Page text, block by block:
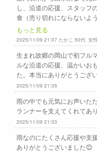
し、沿道の応援、スタッフ
食（売り切れにならないよ
もっと見る
2025/11/09 21:07 たかこ 50代 女性
生まれ故郷の岡山で初フル
ルな沿道の応援、温かいお
た。本当にありがとうござ
2025/11/09 21:05
雨の中でも元気にお声いた
ランナーを支えてくれてあ
2025/11/09 21:03
雨なのにたくさん応援や支
ありがとうございました😊